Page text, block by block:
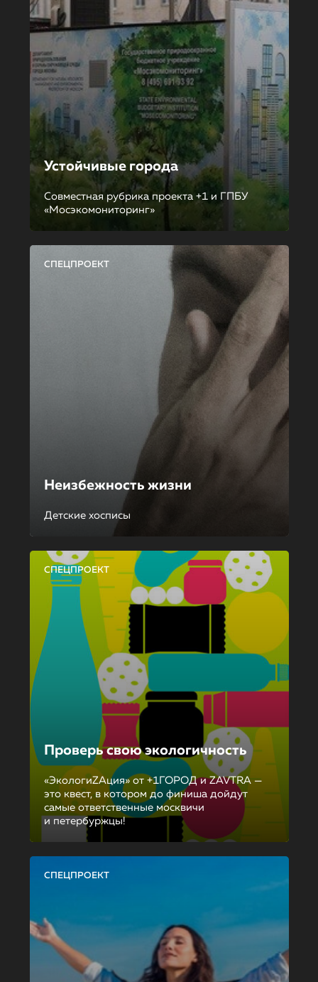
Устойчивые города
Совместная рубрика проекта +1 и ГПБУ
«Мосэкомониторинг»
СПЕЦПРОЕКТ
Неизбежность жизни
Детские хосписы
СПЕЦПРОЕКТ
Проверь свою экологичность
«ЭкологиZAция» от +1ГОРОД и ZAVTRA —
это квест, в котором до финиша дойдут
самые ответственные москвичи
и петербуржцы!
СПЕЦПРОЕКТ